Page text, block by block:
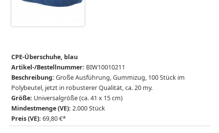
CPE-Überschuhe, blau
Artikel-/Bestellnummer: BIW10010211
Beschreibung: Große Ausführung, Gummizug, 100 Stück im
Polybeutel, jetzt in robusterer Qualität, ca. 20 my.
Größe: Universalgröße (ca. 41 x 15 cm)
Mindestmenge (VE): 2.000 Stück
Preis (VE): 69,80 €*